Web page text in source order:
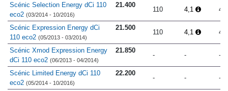
Scénic Selection Energy dCi 110
eco2 (03/2014 - 10/2016)
21.400
110 4,1
Scénic Expression Energy dCi
110 eco2 (05/2013 - 03/2014)
21.500
110 4,1
Scénic Xmod Expression Energy
dCi 110 eco2 (06/2013 - 04/2014)
21.850
- - -
Scénic Limited Energy dCi 110
eco2 (05/2014 - 10/2016)
22.200
- - -